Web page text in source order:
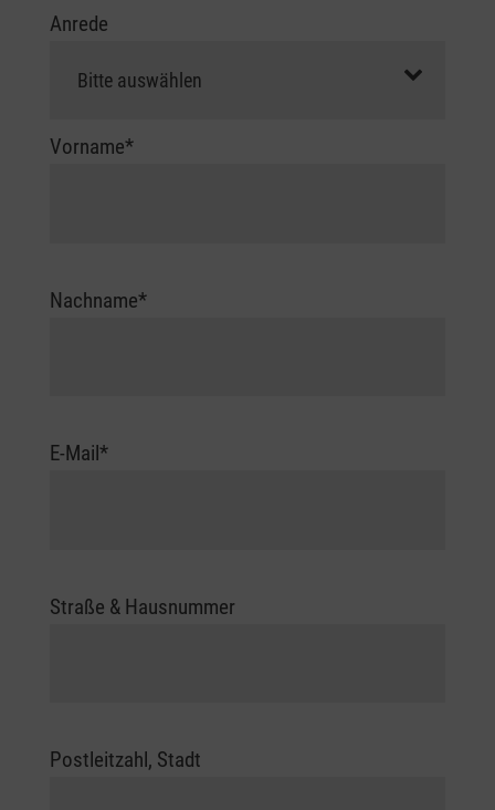
Anrede
Vorname*
Nachname*
E-Mail*
Straße & Hausnummer
Postleitzahl, Stadt